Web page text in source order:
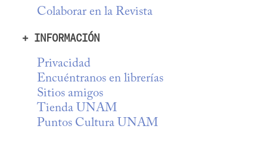
Colaborar en la Revista
+ INFORMACIÓN
Privacidad
Encuéntranos en librerías
Sitios amigos
Tienda UNAM
Puntos Cultura UNAM